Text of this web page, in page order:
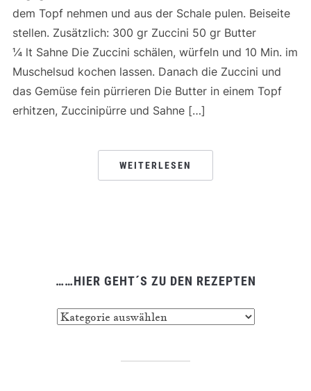
……HIER GEHT´S ZU DEN REZEPTEN
dem Topf nehmen und aus der Schale pulen. Beiseite
stellen. Zusätzlich: 300 gr Zuccini 50 gr Butter
¼ lt Sahne Die Zuccini schälen, würfeln und 10 Min. im
Muschelsud kochen lassen. Danach die Zuccini und
das Gemüse fein pürrieren Die Butter in einem Topf
erhitzen, Zuccinipürre und Sahne […]
WEITERLESEN